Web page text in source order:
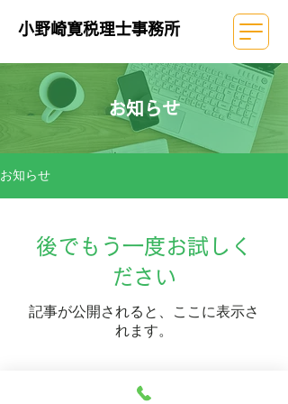
小野崎寛税理士事務所
お知らせ
お知らせ
後でもう一度お試しく
ださい
記事が公開されると、ここに表示さ
れます。